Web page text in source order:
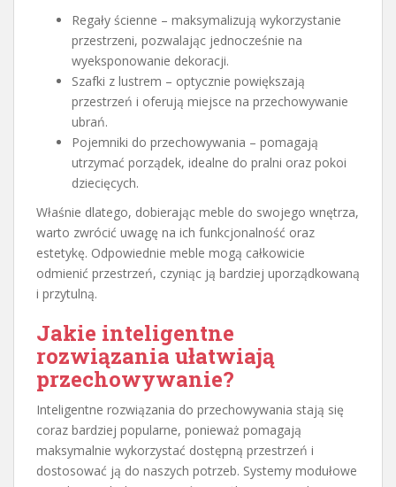
Regały ścienne – maksymalizują wykorzystanie
przestrzeni, pozwalając jednocześnie na
wyeksponowanie dekoracji.
Szafki z lustrem – optycznie powiększają
przestrzeń i oferują miejsce na przechowywanie
ubrań.
Pojemniki do przechowywania – pomagają
utrzymać porządek, idealne do pralni oraz pokoi
dziecięcych.
Właśnie dlatego, dobierając meble do swojego wnętrza,
warto zwrócić uwagę na ich funkcjonalność oraz
estetykę. Odpowiednie meble mogą całkowicie
odmienić przestrzeń, czyniąc ją bardziej uporządkowaną
i przytulną.
Jakie inteligentne
rozwiązania ułatwiają
przechowywanie?
Inteligentne rozwiązania do przechowywania stają się
coraz bardziej popularne, ponieważ pomagają
maksymalnie wykorzystać dostępną przestrzeń i
dostosować ją do naszych potrzeb. Systemy modułowe